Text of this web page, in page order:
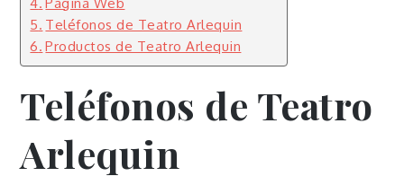
Teléfonos de Teatro Arlequin
Productos de Teatro Arlequin
Teléfonos de Teatro
Arlequin